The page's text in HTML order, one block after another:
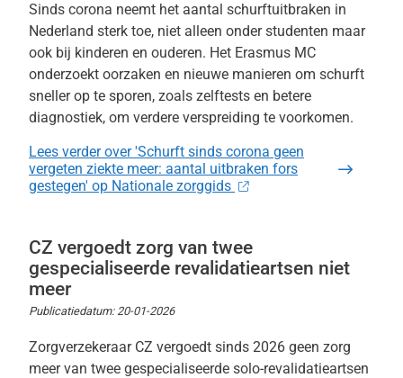
Sinds corona neemt het aantal schurftuitbraken in
Nederland sterk toe, niet alleen onder studenten maar
ook bij kinderen en ouderen. Het Erasmus MC
onderzoekt oorzaken en nieuwe manieren om schurft
sneller op te sporen, zoals zelftests en betere
diagnostiek, om verdere verspreiding te voorkomen.
Lees verderover 'Schurft sinds corona geen
vergeten ziekte meer: aantal uitbraken fors
gestegen' op Nationale zorggids
CZ vergoedt zorg van twee
gespecialiseerde revalidatieartsen niet
meer
Publicatiedatum: 20-01-2026
Zorgverzekeraar CZ vergoedt sinds 2026 geen zorg
meer van twee gespecialiseerde solo-revalidatieartsen